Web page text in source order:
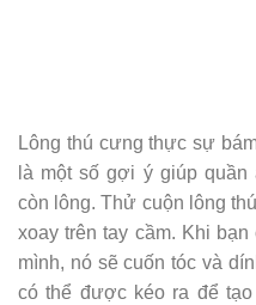
Lông thú cưng thực sự
là một số gợi ý giúp
còn lông. Thử cuộn lông
xoay trên tay cầm. Khi
mình, nó sẽ cuốn tóc và
có thể được kéo ra để